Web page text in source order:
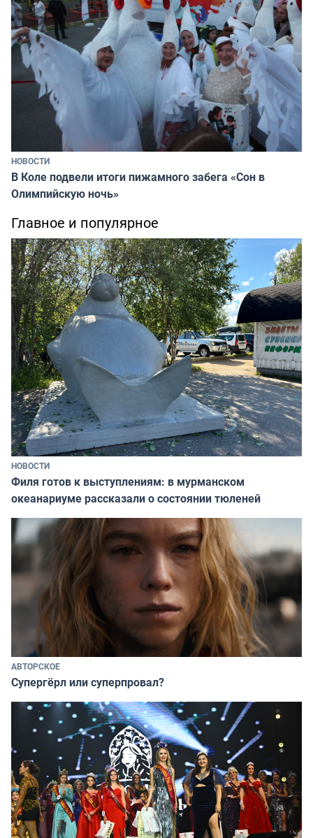
НОВОСТИ
В Коле подвели итоги пижамного забега «Сон в
Олимпийскую ночь»
Главное и популярное
НОВОСТИ
Филя готов к выступлениям: в мурманском
океанариуме рассказали о состоянии тюленей
АВТОРСКОЕ
Супергёрл или суперпровал?